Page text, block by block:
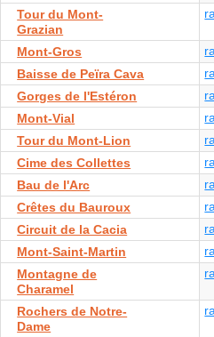
Tour du Mont-
Grazian
Mont-Gros
Baisse de Peïra Cava
Gorges de l'Estéron
Mont-Vial
Tour du Mont-Lion
Cime des Collettes
Bau de l'Arc
Crêtes du Bauroux
Circuit de la Cacia
Mont-Saint-Martin
Montagne de
Charamel
Rochers de Notre-
Dame